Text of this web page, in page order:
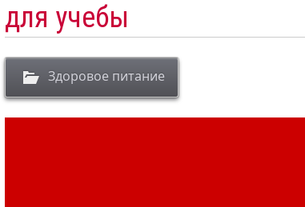
для учебы
Здоровое питание